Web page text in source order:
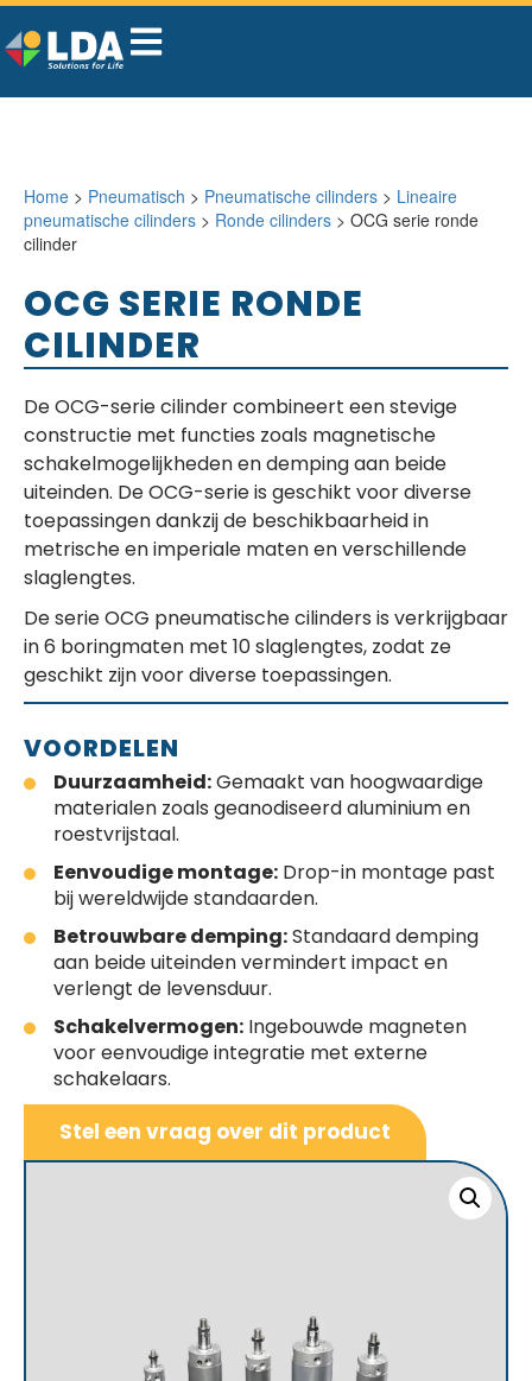
Home > Pneumatisch > Pneumatische cilinders > Lineaire
pneumatische cilinders > Ronde cilinders > OCG serie ronde
cilinder
OCG SERIE RONDE
CILINDER
De OCG-serie cilinder combineert een stevige
constructie met functies zoals magnetische
schakelmogelijkheden en demping aan beide
uiteinden. De OCG-serie is geschikt voor diverse
toepassingen dankzij de beschikbaarheid in
metrische en imperiale maten en verschillende
slaglengtes.
De serie OCG pneumatische cilinders is verkrijgbaar
in 6 boringmaten met 10 slaglengtes, zodat ze
geschikt zijn voor diverse toepassingen.
VOORDELEN
Duurzaamheid:Gemaakt van hoogwaardige
materialen zoals geanodiseerd aluminium en
roestvrijstaal.
Eenvoudige montage: Drop-in montage past
bij wereldwijde standaarden.
Betrouwbare demping:Standaard demping
aan beide uiteinden vermindert impact en
verlengt de levensduur.
Schakelvermogen: Ingebouwde magneten
voor eenvoudige integratie met externe
schakelaars.
Stel een vraag over dit product